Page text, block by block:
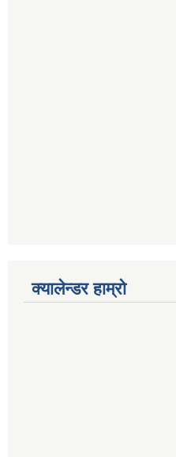
क्यालेन्डर हाम्रो